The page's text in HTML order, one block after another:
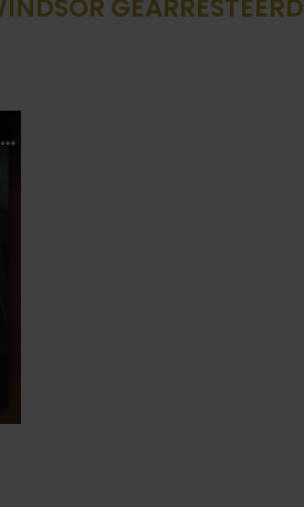
GEARRESTEERD